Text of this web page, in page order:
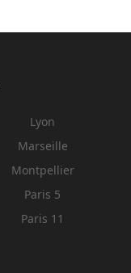
Lyon
Marseille
Montpellier
Paris 5
Paris 11